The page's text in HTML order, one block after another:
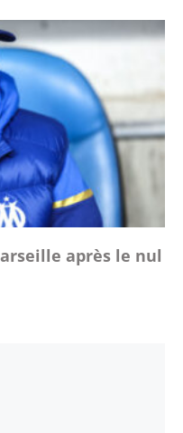
après le nul